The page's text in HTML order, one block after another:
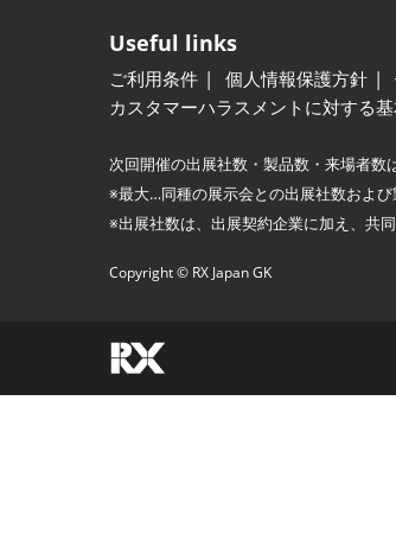
Useful links
ご利用条件 個人情報保護方針
カスタマーハラスメントに対する
次回開催の出展社数・製品数・来場者数
※最大…同種の展示会との出展社数および
※出展社数は、出展契約企業に加え、共
Copyright © RX Japan GK